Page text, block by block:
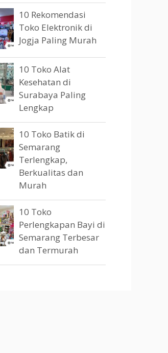
10 Rekomendasi
Toko Elektronik di
Jogja Paling Murah
10 Toko Alat
Kesehatan di
Surabaya Paling
Lengkap
10 Toko Batik di
Semarang
Terlengkap,
Berkualitas dan
Murah
10 Toko
Perlengkapan Bayi di
Semarang Terbesar
dan Termurah